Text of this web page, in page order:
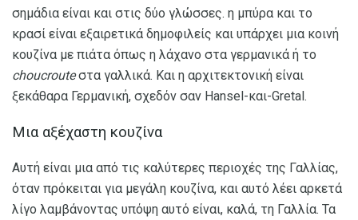
σημάδια είναι και στις δύο γλώσσες. η μπύρα και το
κρασί είναι εξαιρετικά δημοφιλείς και υπάρχει μια κοινή
κουζίνα με πιάτα όπως η λάχανο στα γερμανικά ή το
choucrouteστα γαλλικά. Και η αρχιτεκτονική είναι
ξεκάθαρα Γερμανική, σχεδόν σαν Hansel-και-Gretal.
Μια αξέχαστη κουζίνα
Αυτή είναι μια από τις καλύτερες περιοχές της Γαλλίας,
όταν πρόκειται για μεγάλη κουζίνα, και αυτό λέει αρκετά
λίγο λαμβάνοντας υπόψη αυτό είναι, καλά, τη Γαλλία. Τα